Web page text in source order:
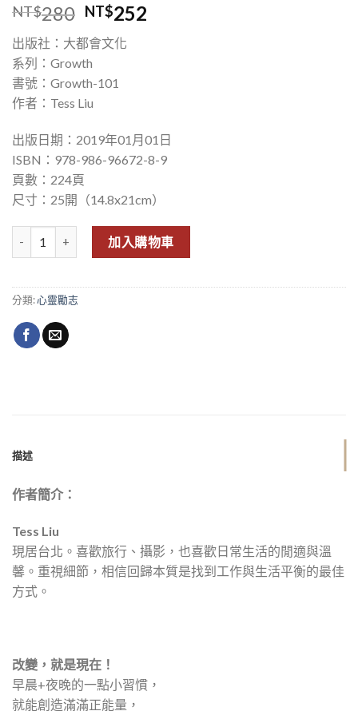
NT$280 NT$252
出版社：大都會文化
系列：Growth
書號：Growth-101
作者：Tess Liu
出版日期：2019年01月01日
ISBN：978-986-96672-8-9
頁數：224頁
尺寸：25開（14.8x21cm）
你可以不用活得這麼累──94種減壓練習,天天擁有最佳狀態 數量
加入購物車
分類:心靈勵志
描述
作者簡介：
Tess Liu
現居台北。喜歡旅行、攝影，也喜歡日常生活的閒適與溫
馨。重視細節，相信回歸本質是找到工作與生活平衡的最佳
方式。
改變，就是現在！
早晨+夜晚的一點小習慣，
就能創造滿滿正能量，